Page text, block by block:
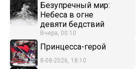
Безупречный мир:
Небеса в огне
девяти бедствий
Вчера, 00:10
Принцесса-герой
8-08-2026, 18:10